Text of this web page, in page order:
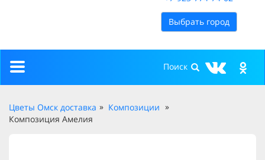
Выбрать город
Toggle
Цветы Омск доставка
Композиции
Композиция Амелия